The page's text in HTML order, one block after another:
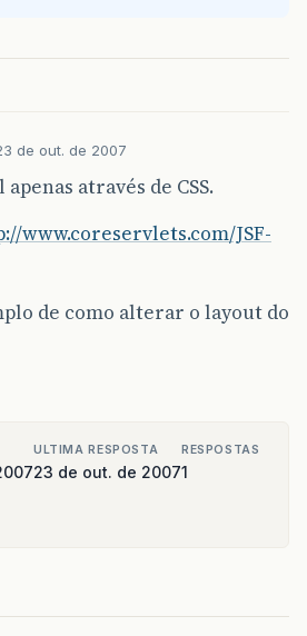
de out. de 2007
através de CSS.
www.coreservlets.com/JSF-
de como alterar o layout do
ULTIMA RESPOSTA
23 de out. de 2007
RESPOSTAS
1